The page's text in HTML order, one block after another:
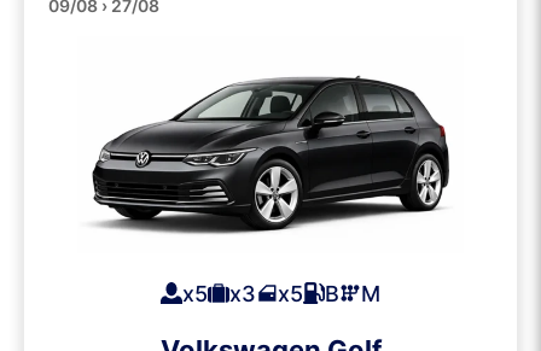
09/08 › 27/08
x5 x3 x5 B M